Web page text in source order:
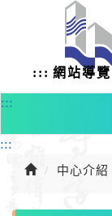
容
::: 網站導覽
:::
:::
中心介紹